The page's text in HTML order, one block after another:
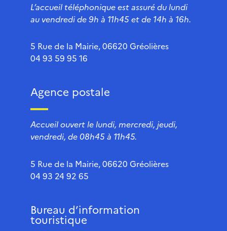
L’accueil téléphonique est assuré du lundi
au vendredi de 9h à 11h45 et de 14h à 16h.
5 Rue de la Mairie, 06620 Gréolières
04 93 59 95 16
Agence postale
Accueil ouvert le lundi, mercredi, jeudi,
vendredi, de 08h45 à 11h45.
5 Rue de la Mairie, 06620 Gréolières
04 93 24 92 65
Bureau d’information
touristique